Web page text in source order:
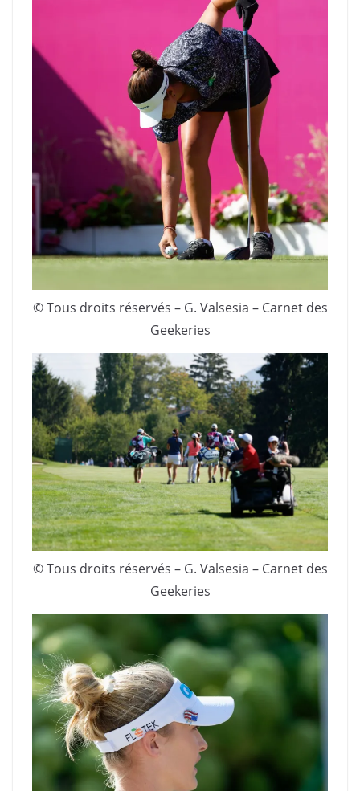
© Tous droits réservés – G. Valsesia – Carnet des
Geekeries
© Tous droits réservés – G. Valsesia – Carnet des
Geekeries